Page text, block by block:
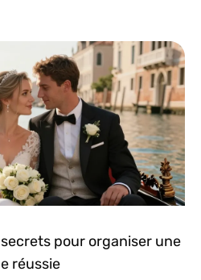
secrets pour organiser une
réussie